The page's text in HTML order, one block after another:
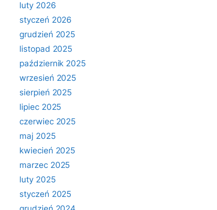
luty 2026
styczeń 2026
grudzień 2025
listopad 2025
październik 2025
wrzesień 2025
sierpień 2025
lipiec 2025
czerwiec 2025
maj 2025
kwiecień 2025
marzec 2025
luty 2025
styczeń 2025